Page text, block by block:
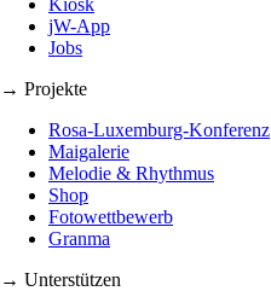
Kiosk
jW-App
Jobs
→ Projekte
Rosa-Luxemburg-Konferenz
Maigalerie
Melodie & Rhythmus
Shop
Fotowettbewerb
Granma
→ Unterstützen